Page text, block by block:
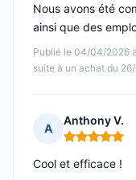
Publié le 04/04/2026
suite à un achat du
Nous avons été
ainsi que des
A
Anthony V.
Note : 5 sur 5
Cool et efficace !